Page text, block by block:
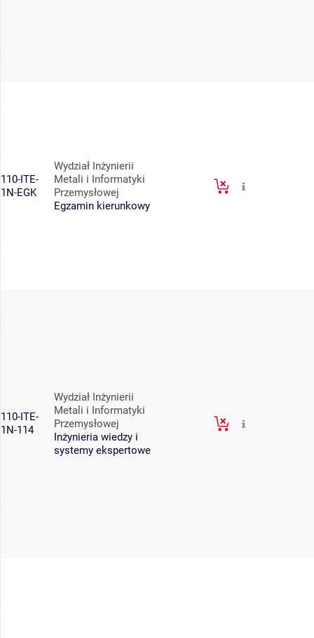
110-ITE-
1N-EGK
Wydział Inżynierii
Metali i Informatyki
Przemysłowej
Egzamin kierunkowy
110-ITE-
1N-114
Wydział Inżynierii
Metali i Informatyki
Przemysłowej
Inżynieria wiedzy i
systemy ekspertowe